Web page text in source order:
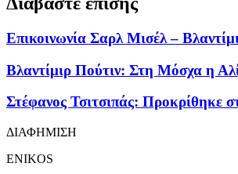
Επικοινωνία Σαρλ Μισέλ –
Βλαντίμιρ Πούτιν: Στη Μόσχα η
Στέφανος Τσιτσιπάς: Προκρίθηκε
ΔΙΑΦΗΜΙΣΗ
ENIKOS